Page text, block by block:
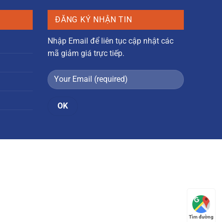
ĐĂNG KÝ NHẬN TIN
Nhập Email để liên tục cập nhật các
mã giảm giá trực tiếp.
Tìm đường